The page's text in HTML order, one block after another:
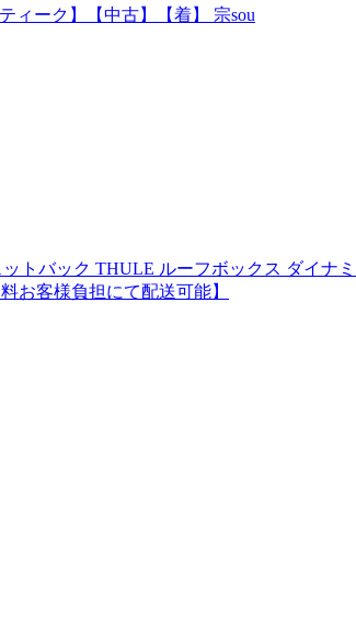
ィーク】【中古】【着】 宗sou
トバック THULE ルーフボックス ダイナ
お客様負担にて配送可能】